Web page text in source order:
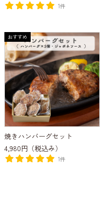
1件
焼きハンバーグセット
4,980円 （税込み）
1件